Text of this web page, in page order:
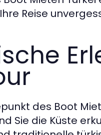
Reise
des Boot
Sie die Küste